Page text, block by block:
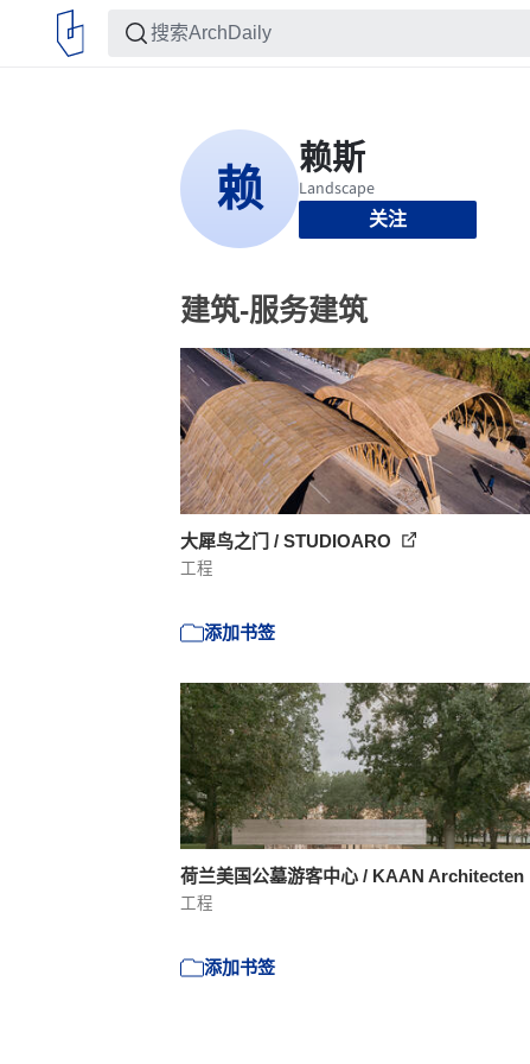
关注
建筑-服务建筑
大犀鸟之门 / STUDIOARO
工程
添加书签
荷兰美国公墓游客中心 / KAAN Architecten
工程
添加书签